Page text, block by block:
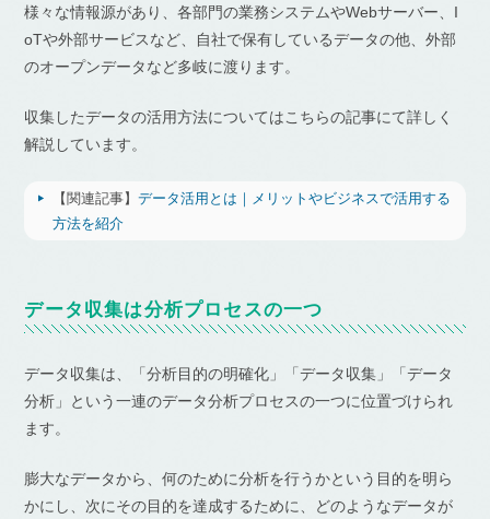
様々な情報源があり、各部門の業務システムやWebサーバー、I
oTや外部サービスなど、自社で保有しているデータの他、外部
のオープンデータなど多岐に渡ります。
収集したデータの活用方法についてはこちらの記事にて詳しく
解説しています。
【関連記事】データ活用とは｜メリットやビジネスで活用する
方法を紹介
データ収集は分析プロセスの一つ
データ収集は、「分析目的の明確化」「データ収集」「データ
分析」という一連のデータ分析プロセスの一つに位置づけられ
ます。
膨大なデータから、何のために分析を行うかという目的を明ら
かにし、次にその目的を達成するために、どのようなデータが